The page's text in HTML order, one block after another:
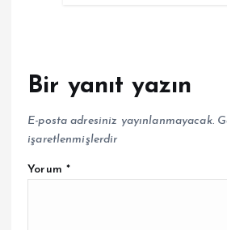
Bir yanıt yazın
E-posta adresiniz yayınlanmayacak.
işaretlenmişlerdir
Yorum *